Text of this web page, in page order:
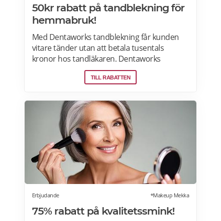
50kr rabatt på tandblekning för
hemmabruk!
Med Dentaworks tandblekning får kunden
vitare tänder utan att betala tusentals
kronor hos tandläkaren. Dentaworks
erbjuder exklusiva produkter för vitare
tänder. Det är samma blekmetod som
peroxidfri och löser problem med ilningar
och sårigt tandkött som traditionella
blekmedel innehållande karbamidperoxid
och väteperoxid kan ge. Prenumerera på
Dentaworks nyhetsbrev och få 50 kr rabatt
(gäller beställningar över 300 kr).
Rabattkoden skickas direkt till din e-post.
TILL RABATTEN
Erbjudande *Makeup Mekka
75% rabatt på kvalitetssmink!